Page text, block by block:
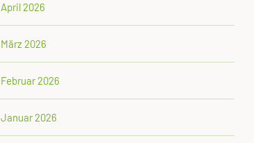
April 2026
März 2026
Februar 2026
Januar 2026